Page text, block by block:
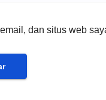
dan situs web